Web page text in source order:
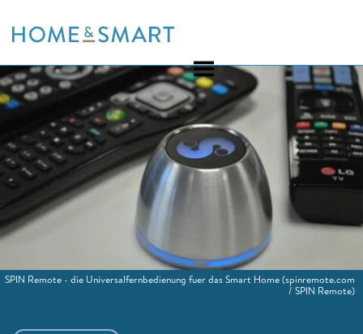
to
SPIN Remote - die Universalfernbedienung fuer das Smart Home(spinremote.com
/ SPIN Remote)